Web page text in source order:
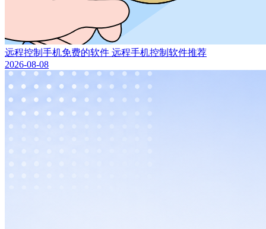
远程控制手机免费的软件 远程手机控制软件推荐
2026-08-08